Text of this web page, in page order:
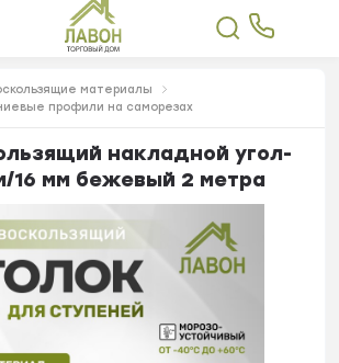
материалы
профили на саморезах
накладной угол-
16 мм бежевый 2 метра